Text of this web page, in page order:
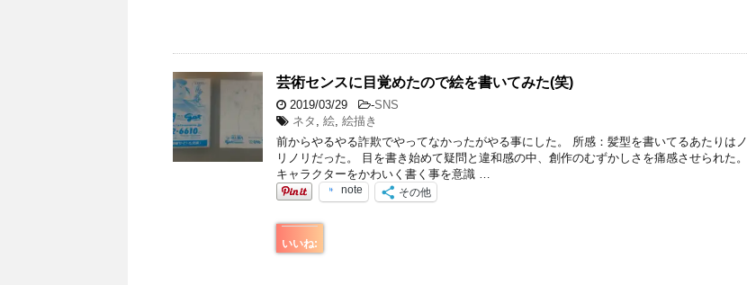
芸術センスに目覚めたので絵を書いてみた(笑)
2019/03/29 -SNS
ネタ
絵 絵描き
前からやるやる詐欺でやってなかったがやる事にした。 所感：髪型を書いてるあたりはノ
リノリだった。 目を書き始めて疑問と違和感の中、創作のむずかしさを痛感させられた。
キャラクターをかわいく書く事を意識 …
note その他
いいね: